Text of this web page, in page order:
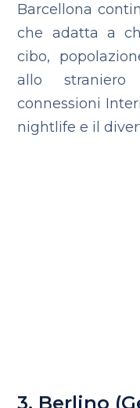
Barcellona
che adatta a
cibo,
allo
connessioni
nightlife e il
3. Berlino